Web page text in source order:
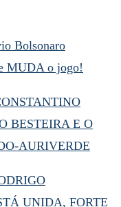
Bolsonaro
MUDA o jogo!
BESTEIRA E O
AURIVERDE
UNIDA, FORTE